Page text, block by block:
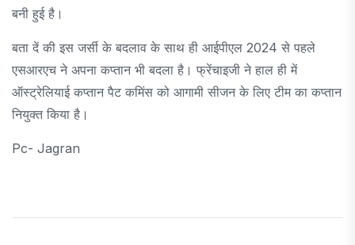
बनी हुई है।
बता दें की इस जर्सी के बदलाव के साथ ही आईपीएल 2024 से पहले
एसआरएच ने अपना कप्तान भी बदला है। फ्रेंचाइजी ने हाल ही में
ऑस्ट्रेलियाई कप्तान पैट कमिंस को आगामी सीजन के लिए टीम का कप्तान
नियुक्त किया है।
Pc- Jagran